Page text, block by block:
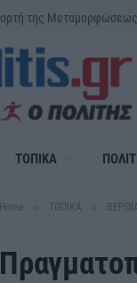
ΤΟΠΙΚΑ
Home ΤΟΠΙΚΑ